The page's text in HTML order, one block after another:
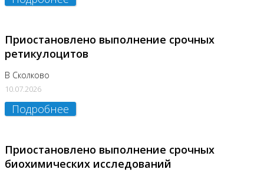
Приостановлено выполнение срочных
ретикулоцитов
В Сколково
10.07.2026
Подробнее
Приостановлено выполнение срочных
биохимических исследований